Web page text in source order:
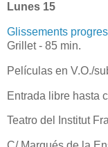
Lunes 15
Glissements
Grillet - 85 min.
Películas en V.O./
Entrada libre hasta
Teatro del Institut